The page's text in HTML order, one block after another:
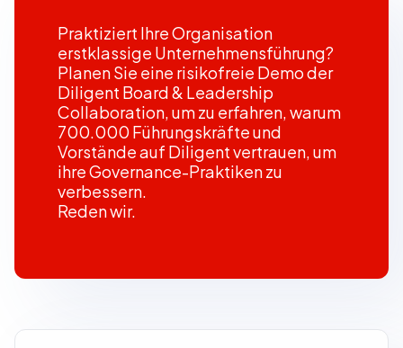
Praktiziert Ihre Organisation
erstklassige Unternehmensführung?
Planen Sie eine risikofreie Demo der
Diligent Board & Leadership
Collaboration, um zu erfahren, warum
700.000 Führungskräfte und
Vorstände auf Diligent vertrauen, um
ihre Governance-Praktiken zu
verbessern.
Reden wir.